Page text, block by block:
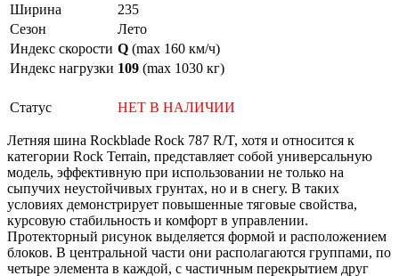
Ширина
235
Сезон
Лето
Индекс скорости Q (max 160 км/ч)
Индекс нагрузки 109 (max 1030 кг)
Статус НЕТ В НАЛИЧИИ
Летняя шина Rockblade Rock 787 R/T, хотя и относится к
категории Rock Terrain, представляет собой универсальную
модель, эффективную при использовании не только на
сыпучих неустойчивых грунтах, но и в снегу. В таких
условиях демонстрирует повышенные тяговые свойства,
курсовую стабильность и комфорт в управлении.
Протекторный рисунок выделяется формой и расположением
блоков. В центральной части они располагаются группами, по
четыре элемента в каждой, с частичным перекрытием друг